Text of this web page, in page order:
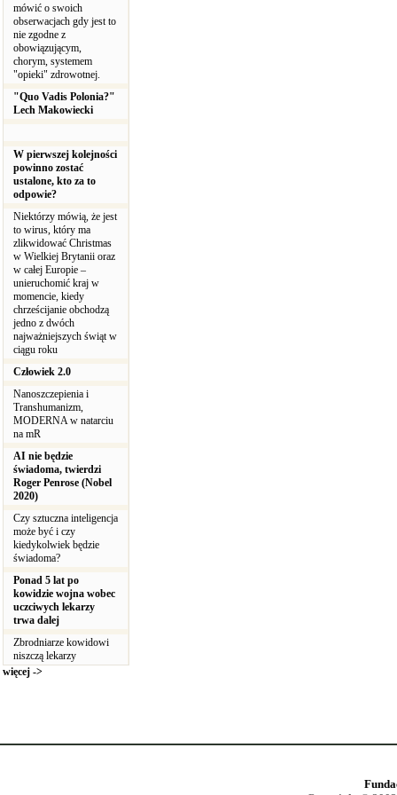
mówić o swoich
obserwacjach gdy jest to
nie zgodne z
obowiązującym,
chorym, systemem
"opieki" zdrowotnej.
"Quo Vadis Polonia?"
Lech Makowiecki
W pierwszej kolejności
powinno zostać
ustalone, kto za to
odpowie?
Niektórzy mówią, że jest
to wirus, który ma
zlikwidować Christmas
w Wielkiej Brytanii oraz
w całej Europie –
unieruchomić kraj w
momencie, kiedy
chrześcijanie obchodzą
jedno z dwóch
najważniejszych świąt w
ciągu roku
Człowiek 2.0
Nanoszczepienia i
Transhumanizm,
MODERNA w natarciu
na mR
AI nie będzie
świadoma, twierdzi
Roger Penrose (Nobel
2020)
Czy sztuczna inteligencja
może być i czy
kiedykolwiek będzie
świadoma?
Ponad 5 lat po
kowidzie wojna wobec
uczciwych lekarzy
trwa dalej
Zbrodniarze kowidowi
niszczą lekarzy
więcej ->